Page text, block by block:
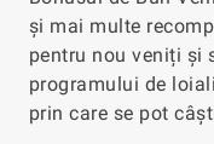
și mai multe
pentru nou veniți și
programului de
prin care se pot